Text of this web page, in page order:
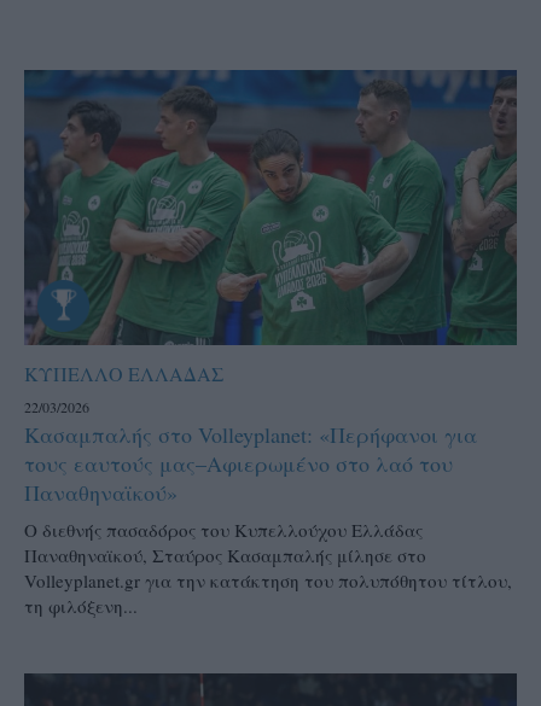
ΚΥΠΕΛΛΟ ΕΛΛΑΔΑΣ
22/03/2026
Κασαμπαλής στο Volleyplanet: «Περήφανοι για
τους εαυτούς μας–Aφιερωμένο στο λαό του
Παναθηναϊκού»
Ο διεθνής πασαδόρος του Κυπελλούχου Ελλάδας
Παναθηναϊκού, Σταύρος Κασαμπαλής μίλησε στο
Volleyplanet.gr για την κατάκτηση του πολυπόθητου τίτλου,
τη φιλόξενη...